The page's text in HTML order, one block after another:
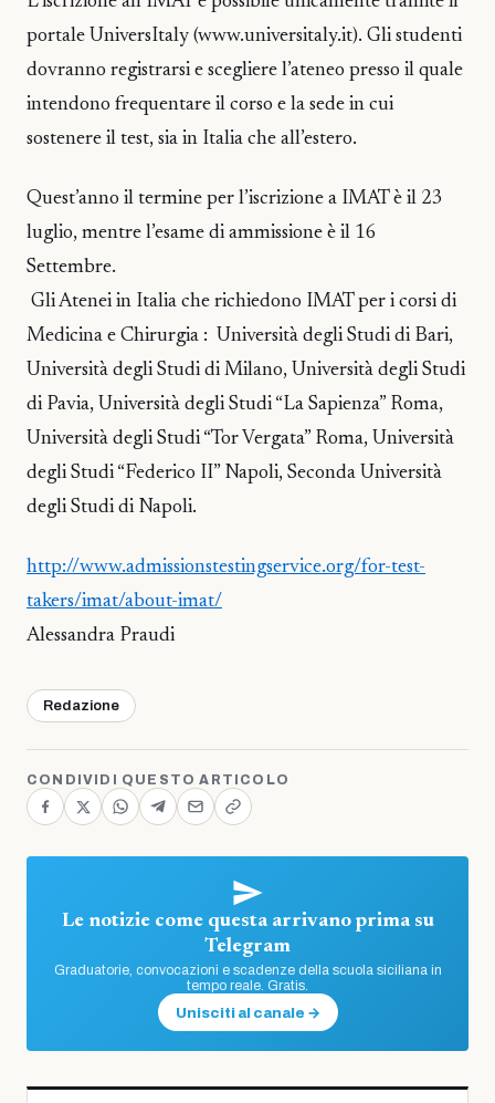
portale UniversItaly (www.universitaly.it). Gli studenti
dovranno registrarsi e scegliere l’ateneo presso il quale
intendono frequentare il corso e la sede in cui
sostenere il test, sia in Italia che all’estero.
Quest’anno il termine per l’iscrizione a IMAT è il 23
luglio, mentre l’esame di ammissione è il 16
Settembre.
Gli Atenei in Italia che richiedono IMAT per i corsi di
Medicina e Chirurgia : Università degli Studi di Bari,
Università degli Studi di Milano, Università degli Studi
di Pavia, Università degli Studi “La Sapienza” Roma,
Università degli Studi “Tor Vergata” Roma, Università
degli Studi “Federico II” Napoli, Seconda Università
degli Studi di Napoli.
http://www.admissionstestingservice.org/for-test-
takers/imat/about-imat/
Alessandra Praudi
Redazione
CONDIVIDI QUESTO ARTICOLO
Le notizie come questa arrivano prima su
Telegram
Graduatorie, convocazioni e scadenze della scuola siciliana in
tempo reale. Gratis.
Unisciti al canale →